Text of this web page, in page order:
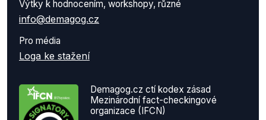
Výtky k hodnocením, workshopy, různé
info@demagog.cz
Pro média
Loga ke stažení
Demagog.cz ctí kodex zásad
Mezinárodní fact-checkingové
organizace (IFCN)